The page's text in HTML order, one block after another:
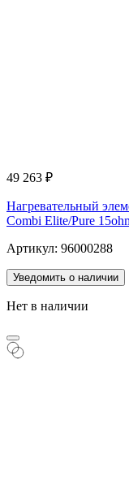
49 263 ₽
Нагревательный
Combi Elite/Pure
Артикул: 96000288
Уведомить о наличии
Нет в наличии